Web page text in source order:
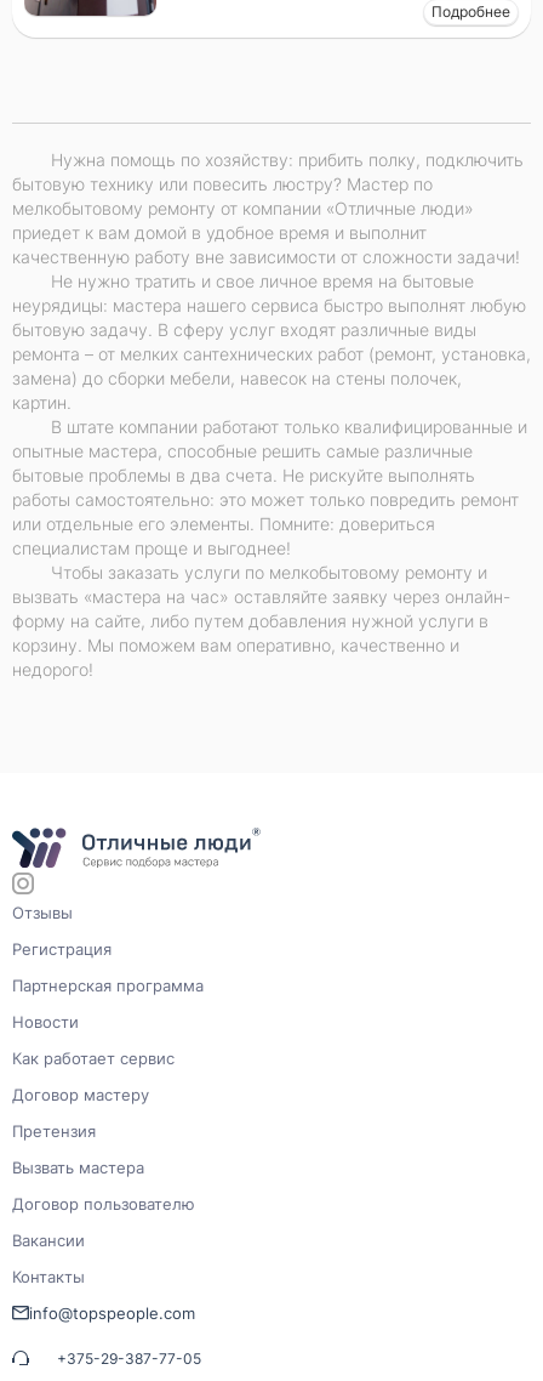
Подробнее
Нужна помощь по хозяйству: прибить полку, подключить
бытовую технику или повесить люстру? Мастер по
мелкобытовому ремонту от компании «Отличные люди»
приедет к вам домой в удобное время и выполнит
качественную работу вне зависимости от сложности задачи!
Не нужно тратить и свое личное время на бытовые
неурядицы: мастера нашего сервиса быстро выполнят любую
бытовую задачу. В сферу услуг входят различные виды
ремонта – от мелких сантехнических работ (ремонт, установка,
замена) до сборки мебели, навесок на стены полочек,
картин.
В штате компании работают только квалифицированные и
опытные мастера, способные решить самые различные
бытовые проблемы в два счета. Не рискуйте выполнять
работы самостоятельно: это может только повредить ремонт
или отдельные его элементы. Помните: довериться
специалистам проще и выгоднее!
Чтобы заказать услуги по мелкобытовому ремонту и
вызвать «мастера на час» оставляйте заявку через онлайн-
форму на сайте, либо путем добавления нужной услуги в
корзину. Мы поможем вам оперативно, качественно и
недорого!
Отзывы
Регистрация
Партнерская программа
Новости
Как работает сервис
Договор мастеру
Претензия
Вызвать мастера
Договор пользователю
Вакансии
Контакты
info@topspeople.com
+375-29-387-77-05